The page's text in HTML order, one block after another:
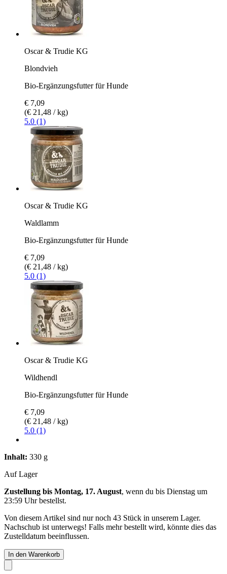
Oscar & Trudie KG
Blondvieh
Bio-Ergänzungsfutter für Hunde
€ 7,09
(€ 21,48 / kg)
5.0 (1)
Oscar & Trudie KG
Waldlamm
Bio-Ergänzungsfutter für Hunde
€ 7,09
(€ 21,48 / kg)
5.0 (1)
Oscar & Trudie KG
Wildhendl
Bio-Ergänzungsfutter für Hunde
€ 7,09
(€ 21,48 / kg)
5.0 (1)
Inhalt: 330 g
Auf Lager
Zustellung bis Montag, 17. August, wenn du bis Dienstag um
23:59 Uhrbestellst.
Von diesem Artikel sind nur noch 43 Stück in unserem Lager.
Nachschub ist unterwegs! Falls mehr bestellt wird, könnte dies das
Zustelldatum beeinflussen.
In den Warenkorb